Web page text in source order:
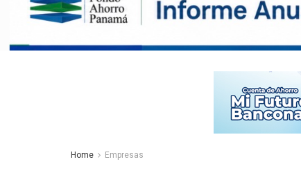
Home Empresas